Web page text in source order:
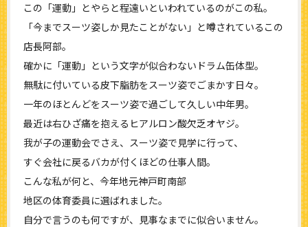
この「運動」とやらと程遠いといわれているのがこの私。
「今までスーツ姿しか見たことがない」と噂されているこの
店長阿部。
確かに「運動」という文字が似合わないドラム缶体型。
無駄に付いている皮下脂肪をスーツ姿でごまかす日々。
一年のほとんどをスーツ姿で過ごして久しい中年男。
最近は右ひざ痛を抱えるヒアルロン酸欠乏オヤジ。
我が子の運動会でさえ、スーツ姿で見学に行って、
すぐ会社に戻るバカが付くほどの仕事人間。
こんな私が何と、今年地元神戸町南部
地区の体育委員に選ばれました。
自分で言うのも何ですが、見事なまでに似合いません。